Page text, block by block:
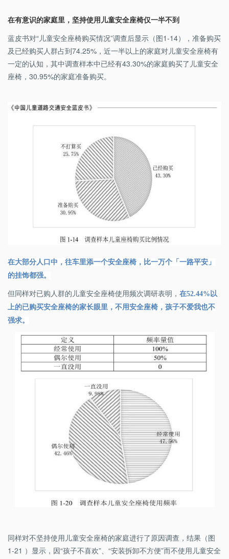
在有意识的家庭里，坚持使用儿童安全座椅仅一半不到
蓝皮书对“儿童安全座椅购买情况”调查后显示（图1-14），准备购买
及已经购买人群占到74.25%，近一半以上的家庭对儿童安全座椅有
一定的认知，其中调查样本中已经有43.30%的家庭购买了儿童安全
座椅，30.95%的家庭准备购买。
在大部分人口中，往车里添一个安全座椅，比一万个「一路平安」
的挂饰都强。
但同样对已购人群的儿童安全座椅使用频次调研表明， 在52.44% 以
上的已购买安全座椅的家长眼里，不用安全座椅，孩子不爱我也不
强求。
同样对不坚持使用儿童安全座椅的家庭进行了原因调查，结果（图
1-21 ）显示，因“孩子不喜欢”、“安装拆卸不方便”而不使用儿童安全